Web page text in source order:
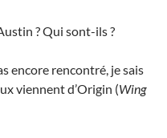
? Qui sont-ils ?
encore rencontré, je sais
viennent d’Origin (Wing